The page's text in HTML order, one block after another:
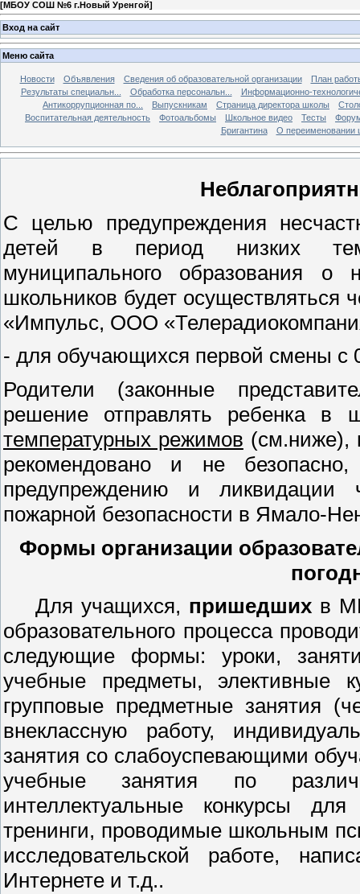
[МБОУ СОШ №6 г.Новый Уренгой]
Вход на сайт
Меню сайта
Новости Объявления Сведения об образовательной организации
План
Результаты специальн...
Обработка персональн...
Информационно-
Антикоррупционная по...
Выпускникам Страница директора школы
Воспитательная деятельность
Фотоальбомы Школьное видео Тесты
Бригантина
О переименовании
С целью предупреждения
детей в период низких
муниципального образования о
школьников будет
«Импульс, ООО
- для обучающихся первой смены с
Родители (законные
решение отправлять ребенка в
температурных режимов (см.ниже),
рекомендовано и не
предупреждению и ликвидации
пожарной безопасности в Ямало-
Формы организации
Для учащихся, пришедших в
образовательного процесса
следующие формы: уроки,
учебные предметы, элективные
групповые предметные занятия
внеклассную работу,
занятия со слабоуспевающими
учебные занятия по
интеллектуальные конкурсы
тренинги, проводимые школьным
исследовательской работе,
Интернете и т.д..